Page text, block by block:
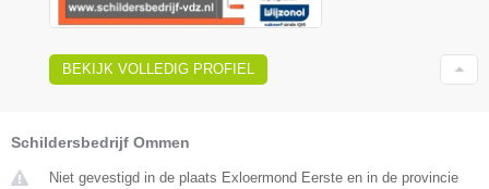
BEKIJK VOLLEDIG PROFIEL
Schildersbedrijf Ommen
Niet gevestigd in de plaats Exloermond Eerste en in de provincie